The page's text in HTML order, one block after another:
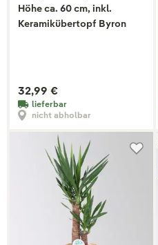
Höhe ca. 60 cm, inkl.
Keramikübertopf Byron
32,99 €
lieferbar
nicht abholbar